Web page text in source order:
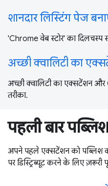
शानदार लिस्टिंग पेज
'Chrome वेब स्टोर' का दिलचस्प
अच्छी क्वालिटी का
अच्छी क्वालिटी का एक्सटेंशन और
तरीका.
पहली बार
अपने पहले एक्सटेंशन को पब्लिश
पर डिस्ट्रिब्यूट करने के लिए ज़रूरी